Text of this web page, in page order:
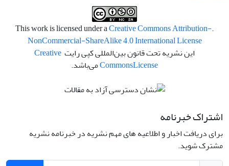
.This work is licensed under a
Creative Commons Attribution-
NonCommercial-ShareAlike 4.0 International License
این نشریه تحت قانون بین‌المللی کپی رایت Creative
CommonsLicense می‌باشد.
اشتراک خبرنامه
برای دریافت اخبار و اطلاعیه های مهم نشریه در خبرنامه نشریه
مشترک شوید.